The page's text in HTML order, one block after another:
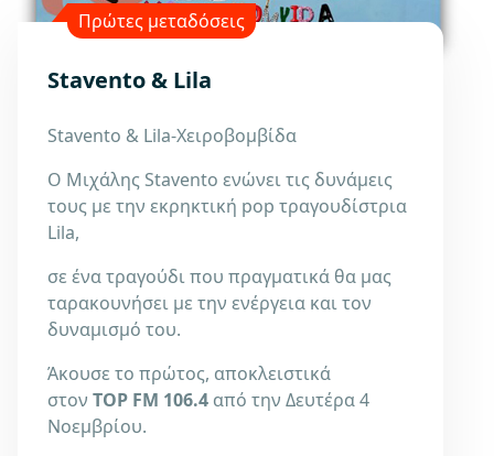
Πρώτες μεταδόσεις
Stavento & Lila
Stavento & Lila-Χειροβομβίδα
Ο Μιχάλης Stavento ενώνει τις δυνάμεις
τους με την εκρηκτική pop τραγουδίστρια
Lila,
σε ένα τραγούδι που πραγματικά θα μας
ταρακουνήσει με την ενέργεια και τον
δυναμισμό του.
Άκουσε το πρώτος, αποκλειστικά
στον TOP FM 106.4 από την Δευτέρα 4
Νοεμβρίου.